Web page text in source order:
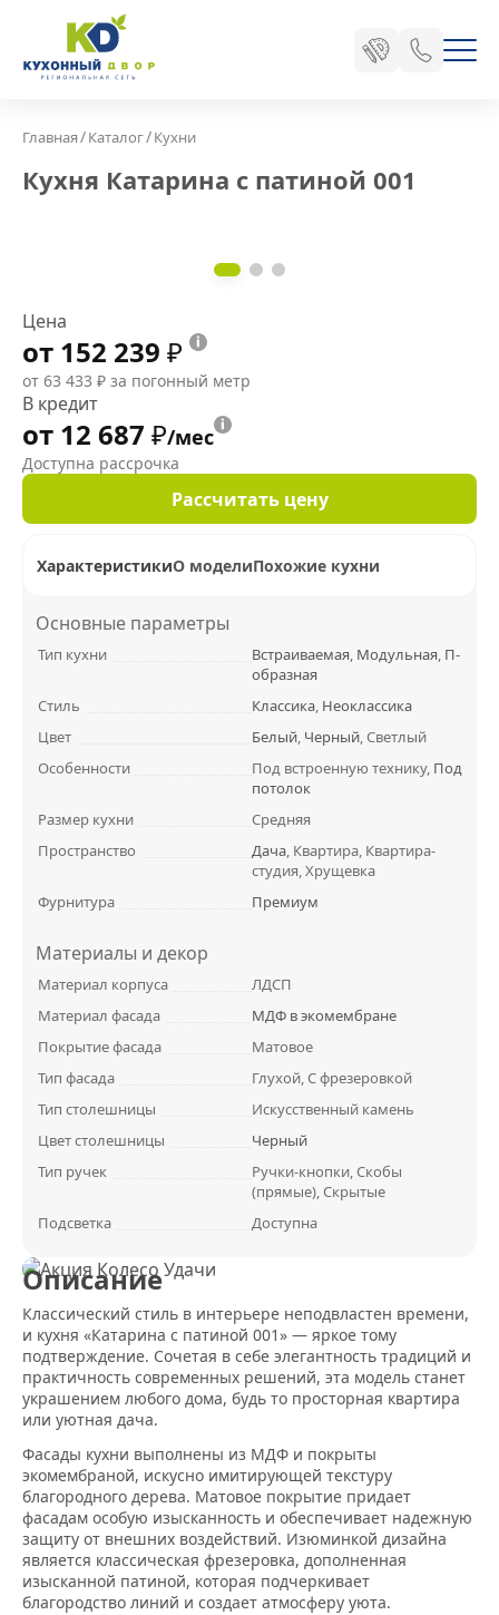
Главная/Каталог/Кухни
Кухня Катарина с патиной 001
Цена
от 152 239 ₽
от 63 433 ₽ за погонный метр
В кредит
от 12 687 ₽/мес
Доступна рассрочка
Рассчитать цену
ХарактеристикиО моделиПохожие кухни
Основные параметры
Тип кухни Встраиваемая, Модульная, П-
образная
Стиль
Классика, Неоклассика
Цвет
Белый, Черный, Светлый
Особенности
Под встроенную технику, Под
потолок
Размер кухни
Средняя
Пространство
Дача, Квартира, Квартира-
студия, Хрущевка
Фурнитура
Премиум
Материалы и декор
Материал корпуса
ЛДСП
Материал фасада
МДФ в экомембране
Покрытие фасада
Матовое
Тип фасада
Глухой, С фрезеровкой
Тип столешницы
Искусственный камень
Цвет столешницы
Черный
Тип ручек
Ручки-кнопки, Скобы
(прямые), Скрытые
Подсветка
Доступна
Описание
Классический стиль в интерьере неподвластен времени,
и кухня «Катарина с патиной 001» — яркое тому
подтверждение. Сочетая в себе элегантность традиций и
практичность современных решений, эта модель станет
украшением любого дома, будь то просторная квартира
или уютная дача.
Фасады кухни выполнены из МДФ и покрыты
экомембраной, искусно имитирующей текстуру
благородного дерева. Матовое покрытие придает
фасадам особую изысканность и обеспечивает надежную
защиту от внешних воздействий. Изюминкой дизайна
является классическая фрезеровка, дополненная
изысканной патиной, которая подчеркивает
благородство линий и создает атмосферу уюта.